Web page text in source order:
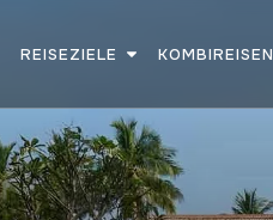
REISEZIELE KOMBIREISEN